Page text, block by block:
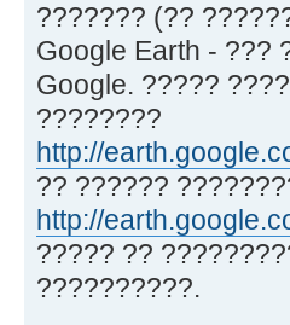
??????? (??
Google Earth - ???
Google. ?????
????????
http://
?? ??????
http://
????? ??
??????????.